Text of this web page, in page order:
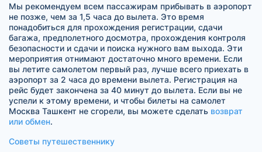
Мы рекомендуем всем пассажирам прибывать в аэропорт
не позже, чем за 1,5 часа до вылета. Это время
понадобиться для прохождения регистрации, сдачи
багажа, предполетного досмотра, прохождения контроля
безопасности и сдачи и поиска нужного вам выхода. Эти
мероприятия отнимают достаточно много времени. Если
вы летите самолетом первый раз, лучше всего приехать в
аэропорт за 2 часа до времени вылета. Регистрация на
рейс будет закончена за 40 минут до вылета. Если вы не
успели к этому времени, и чтобы билеты на самолет
Москва Ташкент не сгорели, вы можете сделать возврат
или обмен.
Советы путешественнику